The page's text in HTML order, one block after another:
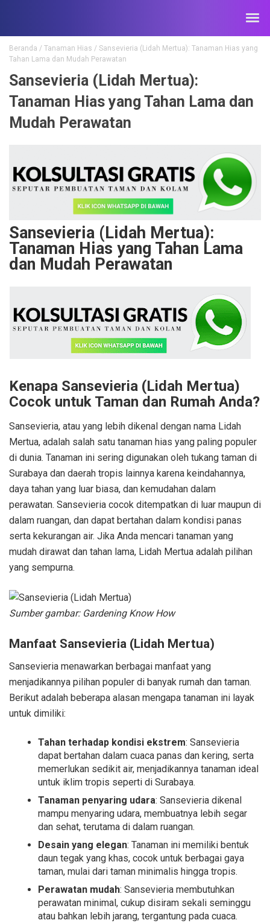
Beranda / Tanaman Hias / Sansevieria (Lidah Mertua): Tanaman Hias yang
Tahan Lama dan Mudah Perawatan
Sansevieria (Lidah Mertua):
Tanaman Hias yang Tahan Lama dan
Mudah Perawatan
Sansevieria (Lidah Mertua):
Tanaman Hias yang Tahan Lama
dan Mudah Perawatan
Kenapa Sansevieria (Lidah Mertua)
Cocok untuk Taman dan Rumah Anda?
Sansevieria, atau yang lebih dikenal dengan nama Lidah
Mertua, adalah salah satu tanaman hias yang paling populer
di dunia. Tanaman ini sering digunakan oleh tukang taman di
Surabaya dan daerah tropis lainnya karena keindahannya,
daya tahan yang luar biasa, dan kemudahan dalam
perawatan. Sansevieria cocok ditempatkan di luar maupun di
dalam ruangan, dan dapat bertahan dalam kondisi panas
serta kekurangan air. Jika Anda mencari tanaman yang
mudah dirawat dan tahan lama, Lidah Mertua adalah pilihan
yang sempurna.
Sumber gambar: Gardening Know How
Manfaat Sansevieria (Lidah Mertua)
Sansevieria menawarkan berbagai manfaat yang
menjadikannya pilihan populer di banyak rumah dan taman.
Berikut adalah beberapa alasan mengapa tanaman ini layak
untuk dimiliki:
Tahan terhadap kondisi ekstrem: Sansevieria
dapat bertahan dalam cuaca panas dan kering, serta
memerlukan sedikit air, menjadikannya tanaman ideal
untuk iklim tropis seperti di Surabaya.
Tanaman penyaring udara: Sansevieria dikenal
mampu menyaring udara, membuatnya lebih segar
dan sehat, terutama di dalam ruangan.
Desain yang elegan: Tanaman ini memiliki bentuk
daun tegak yang khas, cocok untuk berbagai gaya
taman, mulai dari taman minimalis hingga tropis.
Perawatan mudah: Sansevieria membutuhkan
perawatan minimal, cukup disiram sekali seminggu
atau bahkan lebih jarang, tergantung pada cuaca.